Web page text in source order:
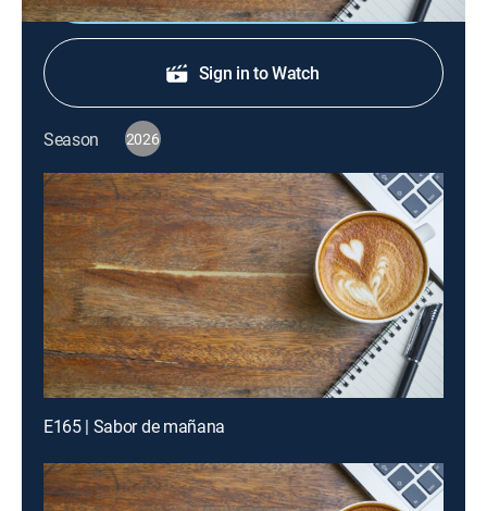
Sign in to Watch
Season 2026
E165 | Sabor de mañana